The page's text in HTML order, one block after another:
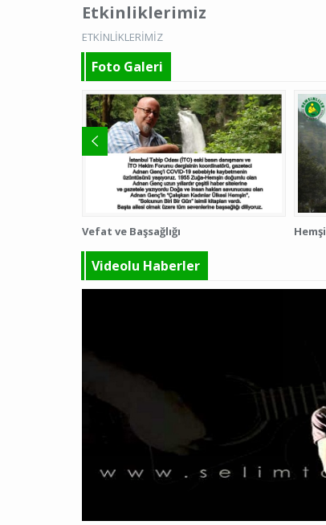
Etkinliklerimiz
ETKİNLİKLERİMİZ
Foto Galeri
Vefat ve Başsağlığı
Videolu Haberler